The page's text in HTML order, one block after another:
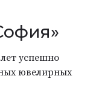
успешно
ювелирных